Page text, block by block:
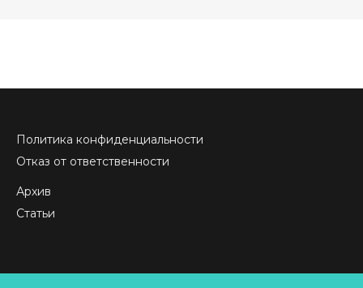
Политика конфиденциальности
Отказ от ответственности
Архив
Статьи